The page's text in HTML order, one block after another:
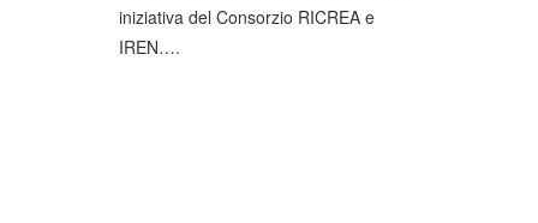
iniziativa del Consorzio RICREA e
IREN….